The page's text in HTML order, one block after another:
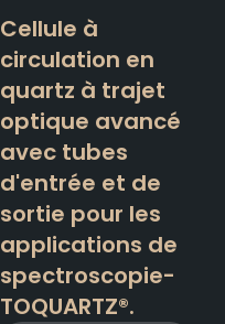
Cellule à
circulation en
quartz à trajet
optique avancé
avec tubes
d'entrée et de
sortie pour les
applications de
spectroscopie-
TOQUARTZ®.